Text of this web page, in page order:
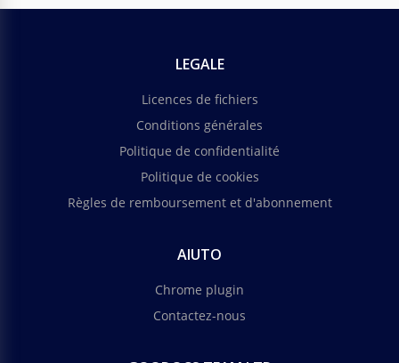
LEGALE
Licences de fichiers
Conditions générales
Politique de confidentialité
Politique de cookies
Règles de remboursement et d'abonnement
AIUTO
Chrome plugin
Contactez-nous